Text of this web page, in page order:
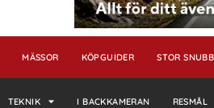
MÄSSOR KÖPGUIDER STOR
TEKNIK I BACKKAMERAN RESMÅL